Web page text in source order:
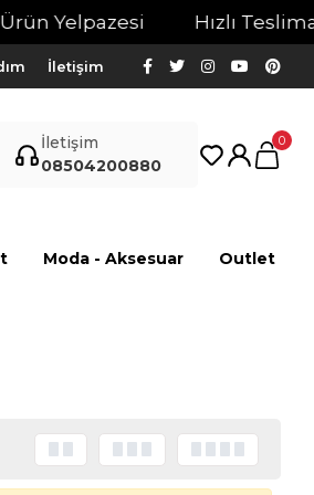
Yelpazesi Hızlı
İletişim
İletişim
08504200880
0
Moda - Aksesuar Outlet